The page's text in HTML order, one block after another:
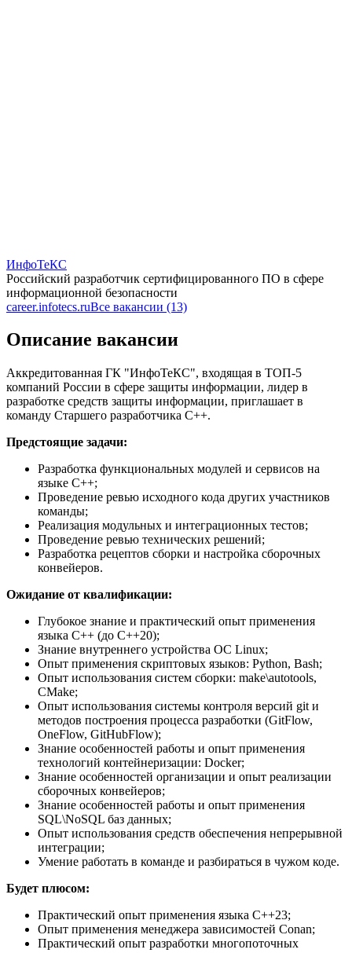
ИнфоТеКС
Российский разработчик сертифицированного ПО в сфере
информационной безопасности
career.infotecs.ruВсе вакансии (13)
Описание вакансии
Аккредитованная ГК "ИнфоТеКС", входящая в ТОП-5
компаний России в сфере защиты информации, лидер в
разработке средств защиты информации, приглашает в
команду Старшего разработчика C++.
Предстоящие задачи:
Разработка функциональных модулей и сервисов на
языке С++;
Проведение ревью исходного кода других участников
команды;
Реализация модульных и интеграционных тестов;
Проведение ревью технических решений;
Разработка рецептов сборки и настройка сборочных
конвейеров.
Ожидание от квалификации:
Глубокое знание и практический опыт применения
языка C++ (до С++20);
Знание внутреннего устройства ОС Linux;
Опыт применения скриптовых языков: Python, Bash;
Опыт использования систем сборки: make\autotools,
CMake;
Опыт использования системы контроля версий git и
методов построения процесса разработки (GitFlow,
OneFlow, GitHubFlow);
Знание особенностей работы и опыт применения
технологий контейнеризации: Docker;
Знание особенностей организации и опыт реализации
сборочных конвейеров;
Знание особенностей работы и опыт применения
SQL\NoSQL баз данных;
Опыт использования средств обеспечения непрерывной
интеграции;
Умение работать в команде и разбираться в чужом коде.
Будет плюсом:
Практический опыт применения языка C++23;
Опыт применения менеджера зависимостей Conan;
Практический опыт разработки многопоточных